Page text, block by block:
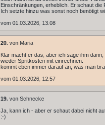
Einschränkungen, erheblich. Er schaut
Ich setzte hinzu was sonst noch benötigt
vom 01.03.2026, 13.08
20. von Maria
Klar macht er das, aber ich sage ihm
wieder Spritkosten mit einrechnen.
kommt eben immer darauf an, was man
vom 01.03.2026, 12.57
19. von Schnecke
Ja, kann ich - aber er schaut dabei nicht
:-)